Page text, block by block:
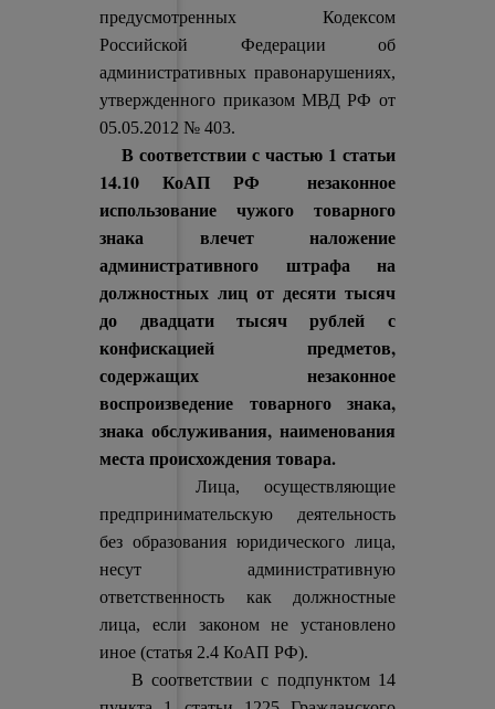
предусмотренных Кодексом
Российской Федерации об
административных правонарушениях,
утвержденного приказом МВД РФ от
05.05.2012 № 403.
В соответствии с частью 1 статьи
14.10 КоАП РФ незаконное
использование чужого товарного
знака влечет наложение
административного штрафа на
должностных лиц от десяти тысяч
до двадцати тысяч рублей с
конфискацией предметов,
содержащих незаконное
воспроизведение товарного знака,
знака обслуживания, наименования
места происхождения товара.
Лица, осуществляющие
предпринимательскую деятельность
без образования юридического лица,
несут административную
ответственность как должностные
лица, если законом не установлено
иное (статья 2.4 КоАП РФ).
В соответствии с подпунктом 14